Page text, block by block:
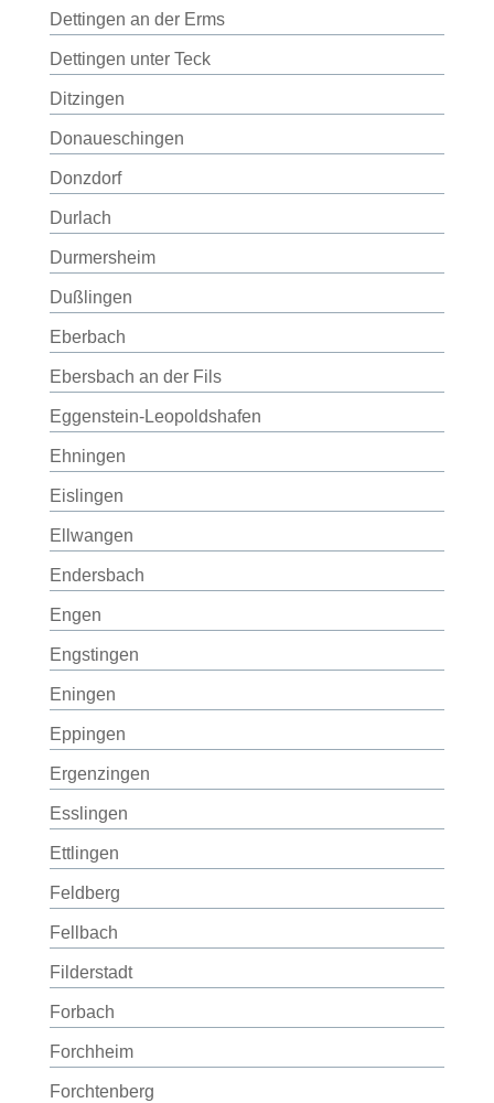
Dettingen an der Erms
Dettingen unter Teck
Ditzingen
Donaueschingen
Donzdorf
Durlach
Durmersheim
Dußlingen
Eberbach
Ebersbach an der Fils
Eggenstein-Leopoldshafen
Ehningen
Eislingen
Ellwangen
Endersbach
Engen
Engstingen
Eningen
Eppingen
Ergenzingen
Esslingen
Ettlingen
Feldberg
Fellbach
Filderstadt
Forbach
Forchheim
Forchtenberg